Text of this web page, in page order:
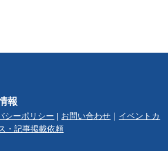
報
シーポリシー お問い合わせ
イベントカ
・記事掲載依頼